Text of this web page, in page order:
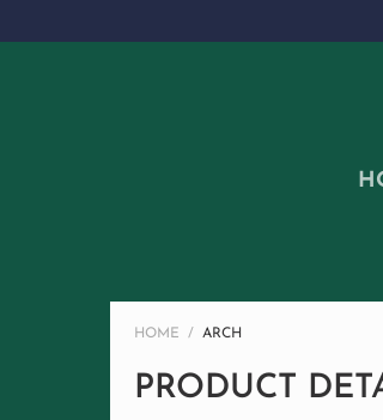
HOME ARCH
PRODUCT